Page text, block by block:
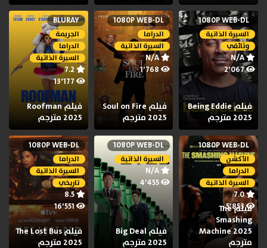
1080P WEB-DL
السيرة الذاتية
وثائقي
N/A
2٬067
فيلم Being Eddie
2025 مترجم
1080P WEB-DL
الدراما
السيرة الذاتية
N/A
1٬768
فيلم Soul on Fire
2025 مترجم
BLURAY
الجريمة
الدراما
السيرة الذاتية
فيلم Roofman
2025 مترجم
1080P WEB-DL
الأكشن
الدراما
السيرة الذاتية
7.0
5٬853
فيلم The
Smashing
Machine 2025
مترجم
1080P WEB-DL
السيرة الذاتية
N/A
4٬455
فيلم Big Deal
2025 مترجم
1080P WEB-DL
الدراما
السيرة الذاتية
تاريخي
8.5
16٬551
فيلم The Lost Bus
2025 مترجم